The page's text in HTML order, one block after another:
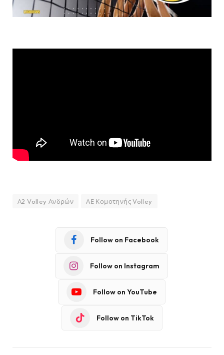
Α2 Volley Ανδρών ΑΕ Κομοτηνής Volley
Follow on Facebook
Follow on Instagram
Follow on YouTube
Follow on TikTok